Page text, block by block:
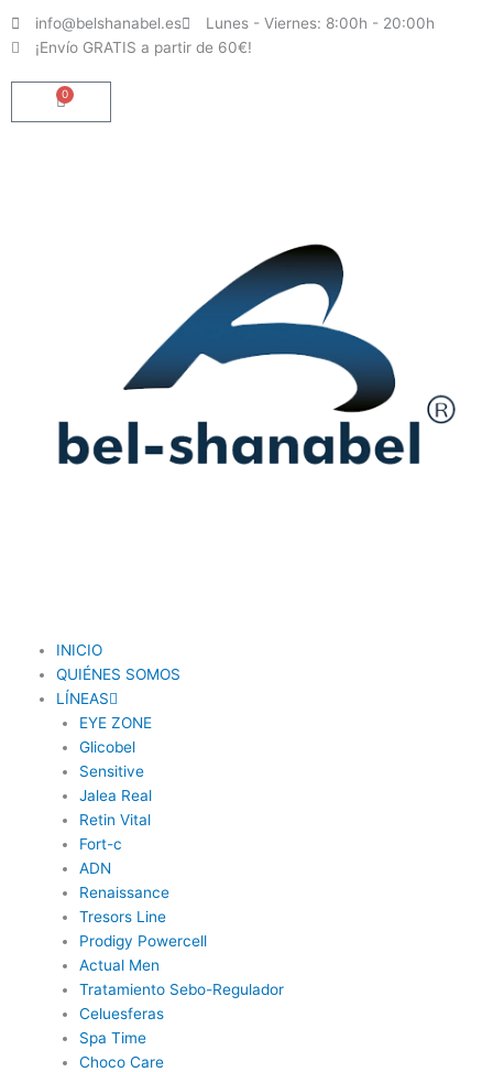
contenido
info@belshanabel.es
Lunes - Viernes: 8:00h - 20:00h
¡Envío GRATIS a partir de 60€!
0
Carrito
INICIO
QUIÉNES SOMOS
LÍNEAS
EYE ZONE
Glicobel
Sensitive
Jalea Real
Retin Vital
Fort-c
ADN
Renaissance
Tresors Line
Prodigy Powercell
Actual Men
Tratamiento Sebo-Regulador
Celuesferas
Spa Time
Choco Care